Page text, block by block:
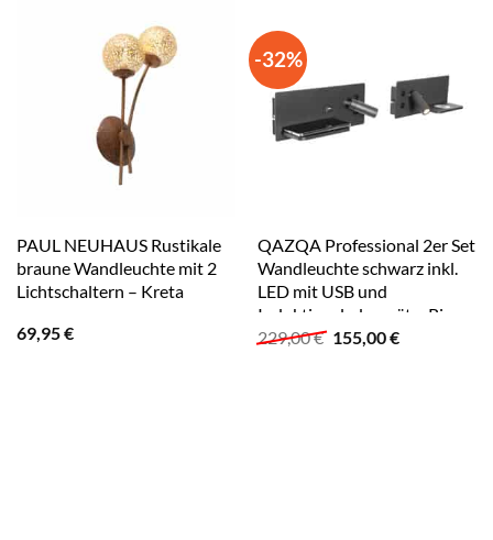
PAUL NEUHAUS Rustikale
braune Wandleuchte mit 2
Lichtschaltern – Kreta
69,95€
-32%
QAZQA Professional 2er Set
Wandleuchte schwarz inkl.
LED mit USB und
Induktionsladegerät – Riza
229,00€ Ursprünglicher
Preis
155,00€Aktueller